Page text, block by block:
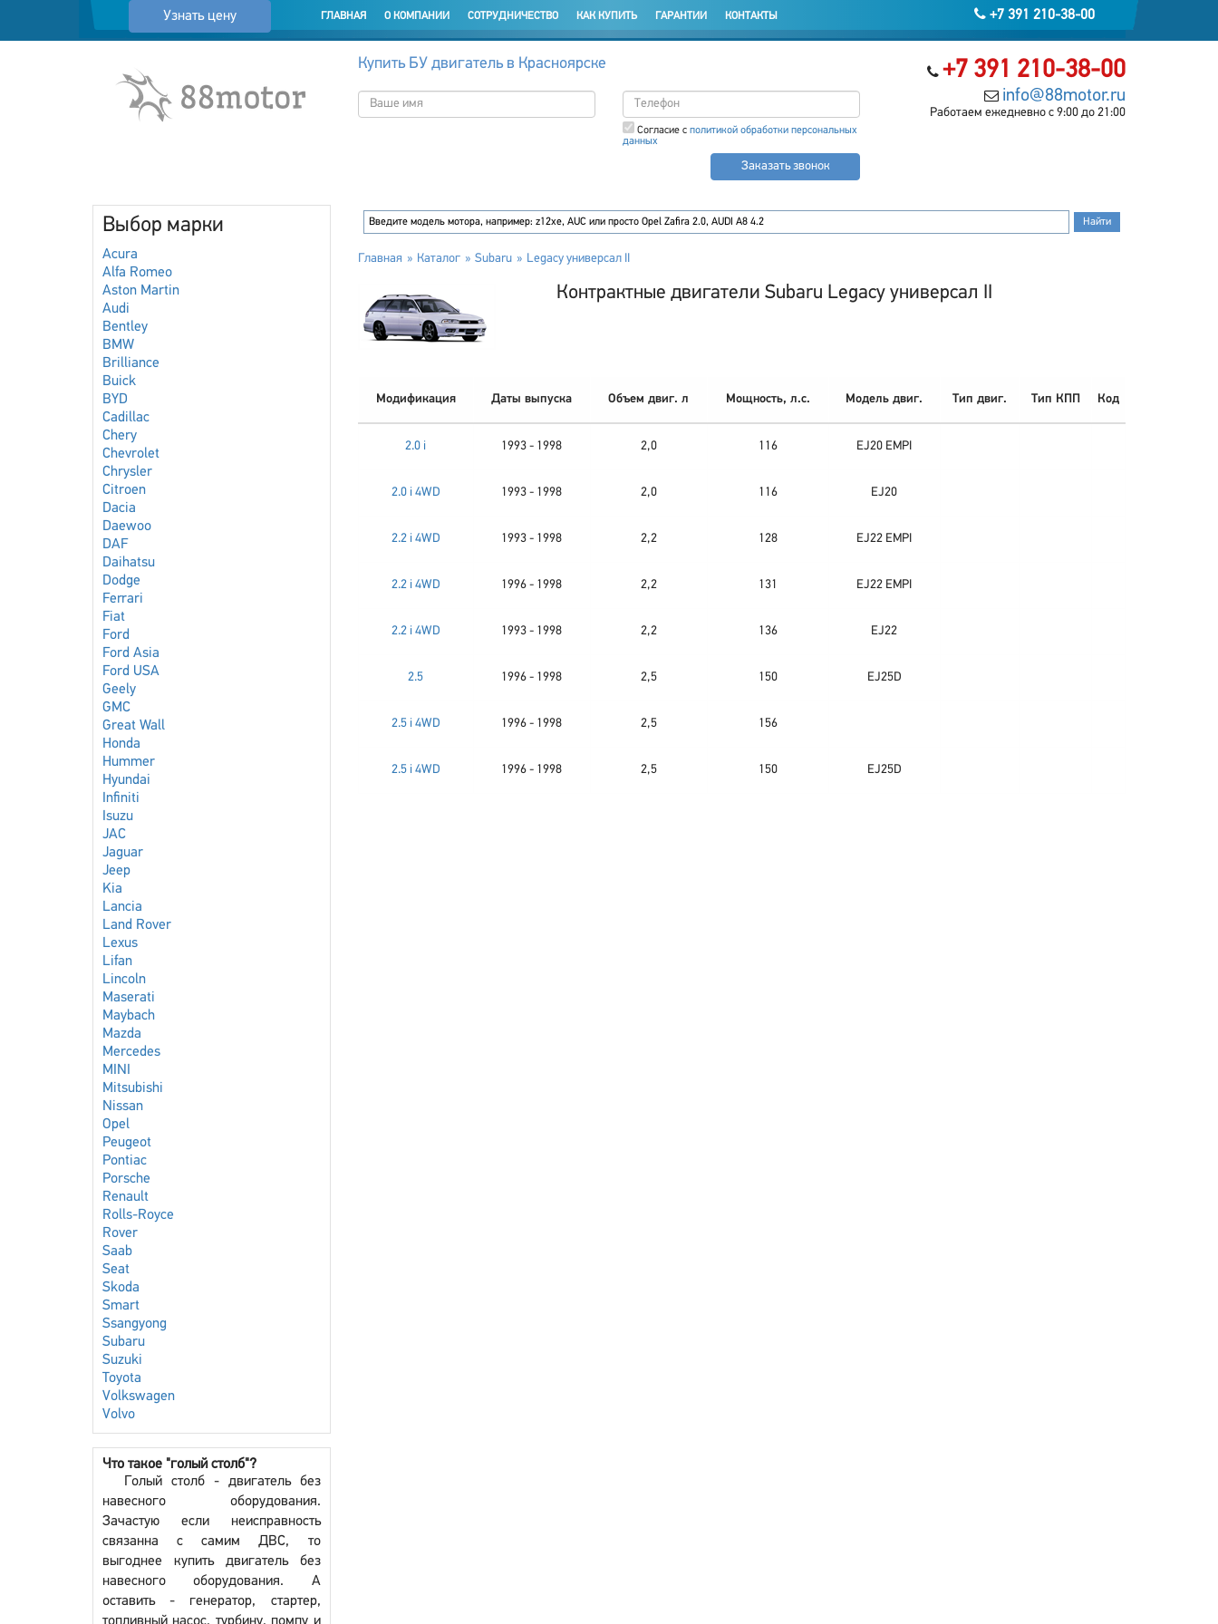
Узнать цену +7 391 210-38-00
ГЛАВНАЯ О КОМПАНИИ СОТРУДНИЧЕСТВО КАК КУПИТЬ ГАРАНТИИ КОНТАКТЫ
+7 391 210-38-00
info@88motor.ru
Работаем ежедневно с 9:00 до 21:00
Купить БУ двигатель в Красноярске
Согласие с политикой обработки персональных
данных
Заказать звонок
Выбор марки
Acura
Alfa Romeo
Aston Martin
Audi
Bentley
BMW
Brilliance
Buick
BYD
Cadillac
Chery
Chevrolet
Chrysler
Citroen
Dacia
Daewoo
DAF
Daihatsu
Dodge
Ferrari
Fiat
Ford
Ford Asia
Ford USA
Geely
GMC
Great Wall
Honda
Hummer
Hyundai
Infiniti
Isuzu
JAC
Jaguar
Jeep
Kia
Lancia
Land Rover
Lexus
Lifan
Lincoln
Maserati
Maybach
Mazda
Mercedes
MINI
Mitsubishi
Nissan
Opel
Peugeot
Pontiac
Porsche
Renault
Rolls-Royce
Rover
Saab
Seat
Skoda
Smart
Ssangyong
Subaru
Suzuki
Toyota
Volkswagen
Volvo
Что такое "голый столб"?
Голый столб - двигатель без
навесного оборудования.
Зачастую если неисправность
связанна с самим ДВС, то
выгоднее купить двигатель без
навесного оборудования. А
оставить - генератор, стартер,
Главная Каталог Subaru Legacy универсал II
Контрактные двигатели Subaru Legacy универсал II
Модификация Даты выпуска Объем двиг. л Мощность, л.с. Модель двиг. Тип двиг. Тип КПП Код
2.0 i 1993 - 1998 2,0 116 EJ20 EMPI
2.0 i 4WD 1993 - 1998 2,0 116 EJ20
2.2 i 4WD 1993 - 1998 2,2 128 EJ22 EMPI
2.2 i 4WD 1996 - 1998 2,2 131 EJ22 EMPI
2.2 i 4WD 1993 - 1998 2,2 136 EJ22
2.5 1996 - 1998 2,5 150 EJ25D
2.5 i 4WD 1996 - 1998 2,5 156
2.5 i 4WD 1996 - 1998 2,5 150 EJ25D